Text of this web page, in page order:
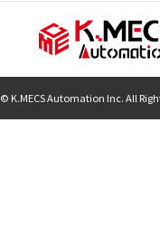
© K.MECS Automation Inc. All